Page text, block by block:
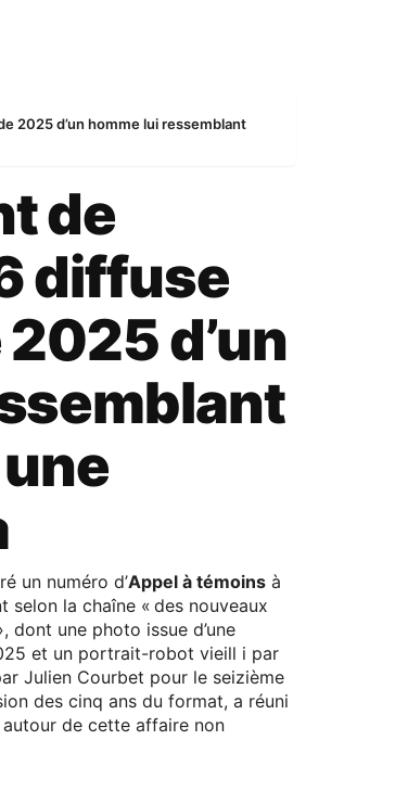
2025 d’un homme lui ressemblant
de
diffuse
d’un
un numéro d’Appel à témoins à
selon la chaîne « des nouveaux
dont une photo issue d’une
et un portrait-robot vieill i par
Julien Courbet pour le seizième
des cinq ans du format, a réuni
de cette affaire non